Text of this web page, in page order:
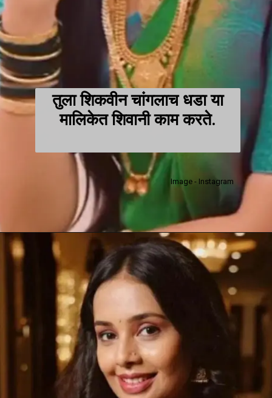
तुला शिकवीन चांगलाच धडा या
मालिकेत शिवानी काम करते.
Image - Instagram